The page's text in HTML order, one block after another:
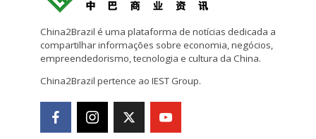
China2Brazil é uma plataforma de notícias dedicada a
compartilhar informações sobre economia, negócios,
empreendedorismo, tecnologia e cultura da China.
China2Brazil pertence ao IEST Group.